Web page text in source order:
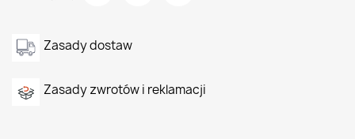
Zasady dostaw
Zasady zwrotów i reklamacji